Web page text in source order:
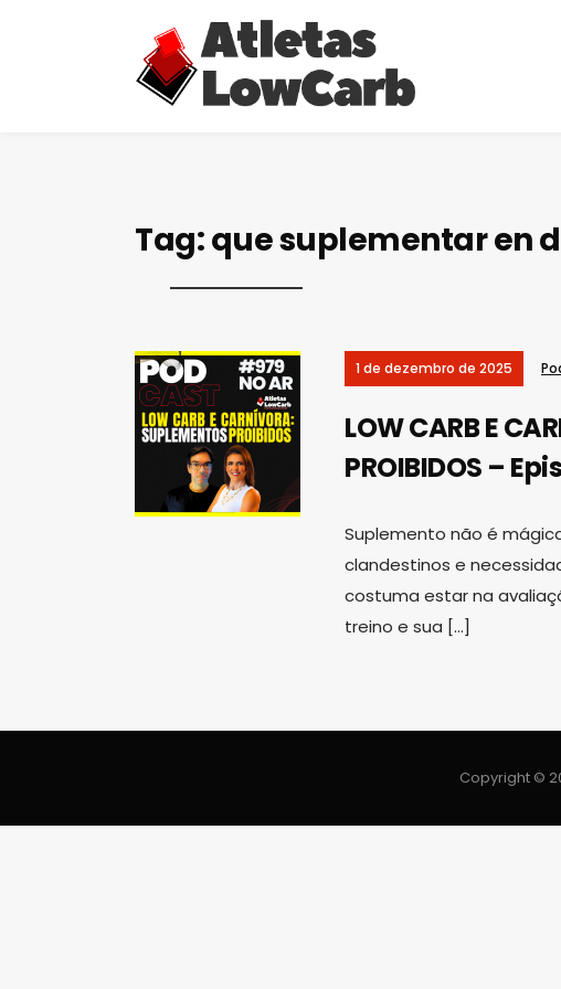
Tag:que suplementar en
1 de dezembro de 2025
LOW CARB E
PROIBIDOS –
Suplemento não é
clandestinos e
costuma estar na
treino e sua […]
Copyright ©